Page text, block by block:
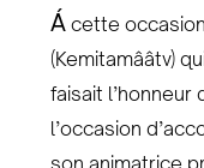
Ácette
(Kemitamââtv)
faisait l’honneur
l’occasion
son animatrice